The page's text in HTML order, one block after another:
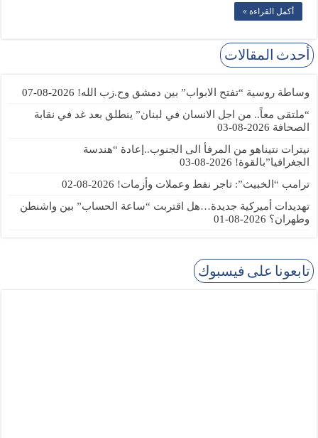
أكمل القراءة »
أحدث المقالات
وساطة روسية “تفتح الابواب” بين دمشق وح.زب الله! 2026-08-07
“ملتقى معاً.. من اجل الانسان في لبنان” ينطلق بعد غد في نقابة
الصحافة 2026-08-03
نيترات نتيناهو من المرفأ الى الجنوب..إعادة “هندسة
الجغرافيا”بالقوة! 2026-08-03
ترامب “الخبيث”: تاجر نفط وعملات وأزمات! 2026-08-02
تهديدات أميركية جديدة…هل اقتربت “ساعة الحساب” بين واشنطن
وطهران؟ 2026-08-01
تابعونا على فيسبوك